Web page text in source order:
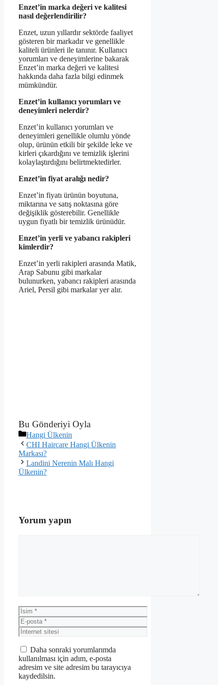
Enzet’in marka değeri ve kalitesi
nasıl değerlendirilir?
Enzet, uzun yıllardır sektörde faaliyet
gösteren bir markadır ve genellikle
kaliteli ürünleri ile tanınır. Kullanıcı
yorumları ve deneyimlerine bakarak
Enzet’in marka değeri ve kalitesi
hakkında daha fazla bilgi edinmek
mümkündür.
Enzet’in kullanıcı yorumları ve
deneyimleri nelerdir?
Enzet’in kullanıcı yorumları ve
deneyimleri genellikle olumlu yönde
olup, ürünün etkili bir şekilde leke ve
kirleri çıkardığını ve temizlik işlerini
kolaylaştırdığını belirtmektedirler.
Enzet’in fiyat aralığı nedir?
Enzet’in fiyatı ürünün boyutuna,
miktarına ve satış noktasına göre
değişiklik gösterebilir. Genellikle
uygun fiyatlı bir temizlik ürünüdür.
Enzet’in yerli ve yabancı rakipleri
kimlerdir?
Enzet’in yerli rakipleri arasında Matik,
Arap Sabunu gibi markalar
bulunurken, yabancı rakipleri arasında
Ariel, Persil gibi markalar yer alır.
Bu Gönderiyi Oyla
Kategoriler
Hangi Ülkenin
CHI Haircare Hangi Ülkenin
Markası?
Landini Nerenin Malı Hangi
Ülkenin?
Yorum yapın
İsim
E-
posta
İnternet
sitesi
Daha sonraki yorumlarımda
kullanılması için adım, e-posta
adresim ve site adresim bu tarayıcıya
kaydedilsin.